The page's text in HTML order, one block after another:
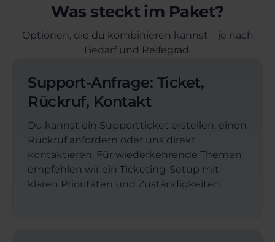
Was steckt im Paket?
Optionen, die du kombinieren kannst – je nach
Bedarf und Reifegrad.
Support-Anfrage: Ticket,
Rückruf, Kontakt
Du kannst ein Supportticket erstellen, einen
Rückruf anfordern oder uns direkt
kontaktieren. Für wiederkehrende Themen
empfehlen wir ein Ticketing-Setup mit
klaren Prioritäten und Zuständigkeiten.